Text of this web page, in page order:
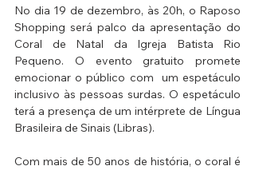
No dia 19 de dezembro, às 20h, o Raposo
Shopping será palco da apresentação do
Coral de Natal da Igreja Batista Rio
Pequeno. O evento gratuito promete
emocionar o público com  um espetáculo
inclusivo às pessoas surdas. O espetáculo
terá a presença de um intérprete de Língua
Brasileira de Sinais (Libras).
Com mais de 50 anos de história, o coral é